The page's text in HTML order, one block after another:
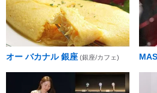
オー バカナル 銀座 (銀座/カフェ)